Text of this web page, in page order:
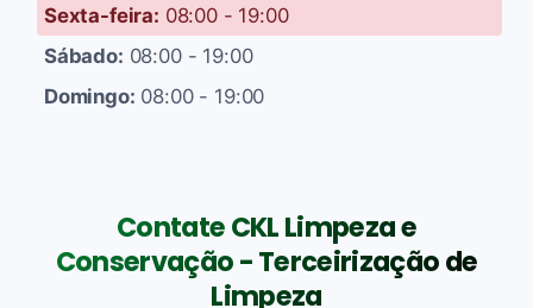
Sexta-feira: 08:00 - 19:00
Sábado: 08:00 - 19:00
Domingo: 08:00 - 19:00
Contate CKL Limpeza e
Conservação - Terceirização de
Limpeza